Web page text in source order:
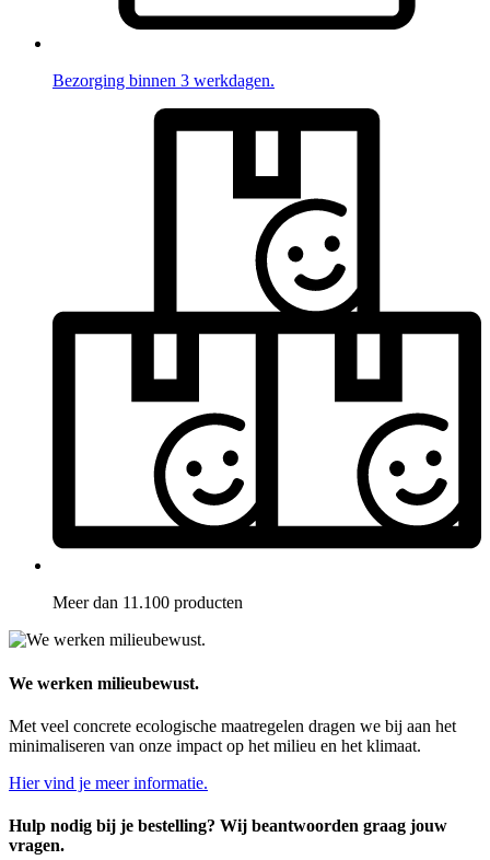
Bezorging binnen 3 werkdagen.
Meer dan 11.100 producten
We werken milieubewust.
Met veel concrete ecologische maatregelen dragen we bij aan het
minimaliseren van onze impact op het milieu en het klimaat.
Hier vind je meer informatie.
Hulp nodig bij je bestelling? Wij beantwoorden graag jouw
vragen.